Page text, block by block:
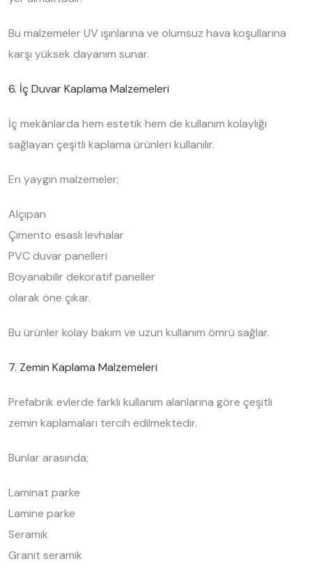
Bu malzemeler UV ışınlarına ve olumsuz hava koşullarına
karşı yüksek dayanım sunar.
6. İç Duvar Kaplama Malzemeleri
İç mekânlarda hem estetik hem de kullanım kolaylığı
sağlayan çeşitli kaplama ürünleri kullanılır.
En yaygın malzemeler;
Alçıpan
Çimento esaslı levhalar
PVC duvar panelleri
Boyanabilir dekoratif paneller
olarak öne çıkar.
Bu ürünler kolay bakım ve uzun kullanım ömrü sağlar.
7. Zemin Kaplama Malzemeleri
Prefabrik evlerde farklı kullanım alanlarına göre çeşitli
zemin kaplamaları tercih edilmektedir.
Bunlar arasında;
Laminat parke
Lamine parke
Seramik
Granit seramik